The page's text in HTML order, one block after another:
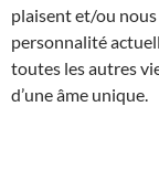
plaisent et/ou
personnalité
toutes les autres
d’une âme unique.